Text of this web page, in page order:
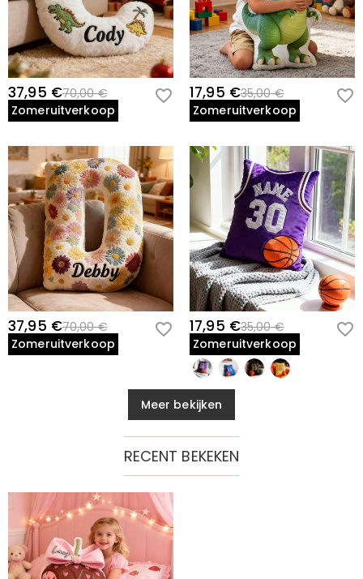
37,95 €70,00 €
Zomeruitverkoop
17,95 €35,00 €
Zomeruitverkoop
37,95 €70,00 €
Zomeruitverkoop
17,95 €35,00 €
Zomeruitverkoop
Meer bekijken
RECENT BEKEKEN